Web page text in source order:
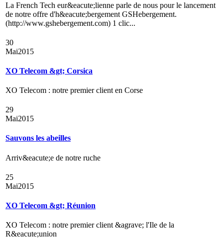
La French Tech eur&eacute;lienne parle de nous pour le lancement
de notre offre d'h&eacute;bergement GSHebergement.
(http://www.gshebergement.com) 1 clic...
30
Mai2015
XO Telecom &gt; Corsica
XO Telecom : notre premier client en Corse
29
Mai2015
Sauvons les abeilles
Arriv&eacute;e de notre ruche
25
Mai2015
XO Telecom &gt; Réunion
XO Telecom : notre premier client &agrave; l'Ile de la
R&eacute;union